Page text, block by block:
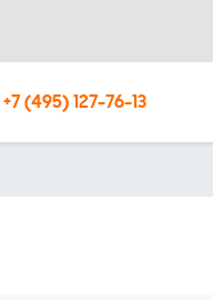
+7 (495) 127-76-13